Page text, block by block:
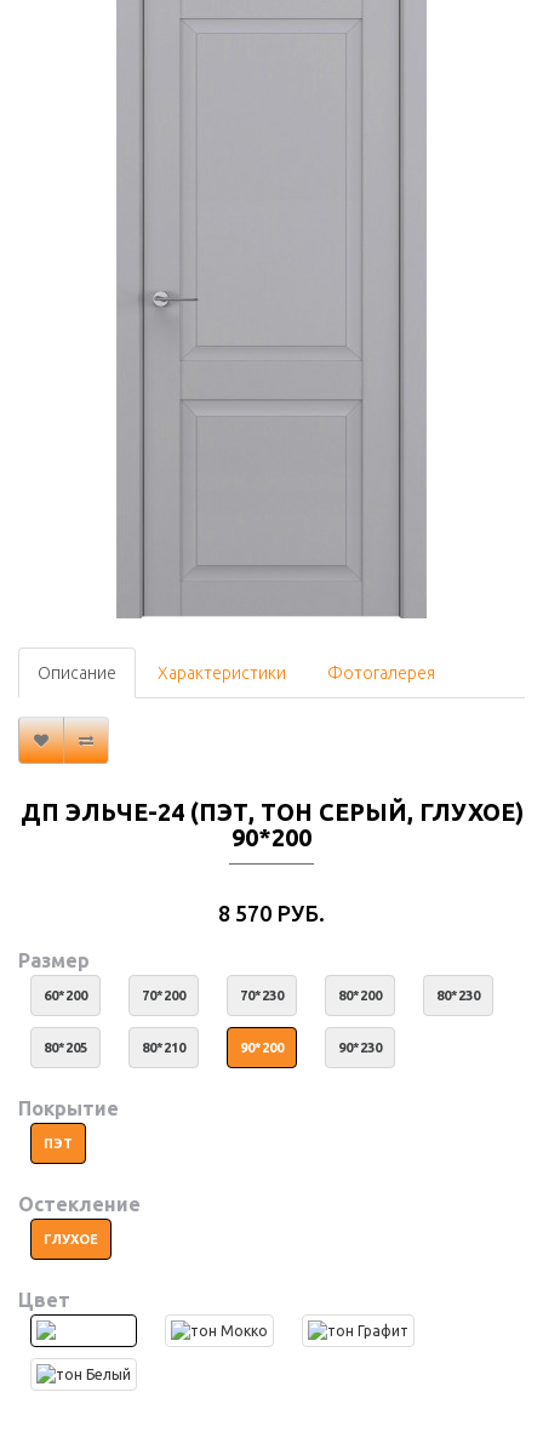
Описание Характеристики Фотогалерея
ДП ЭЛЬЧЕ-24 (ПЭТ, ТОН СЕРЫЙ, ГЛУХОЕ)
90*200
8 570 РУБ.
Размер
60*200 70*200 70*230 80*200 80*230
80*205 80*210 90*200 90*230
Покрытие
ПЭТ
Остекление
ГЛУХОЕ
Цвет